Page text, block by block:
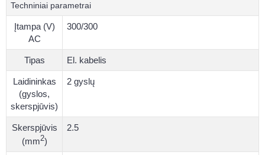
Techniniai parametrai
Įtampa (V)
AC
300/300
Tipas El. kabelis
Laidininkas
(gyslos,
skerspjūvis)
2 gyslų
Skerspjūvis
(mm2)
2.5